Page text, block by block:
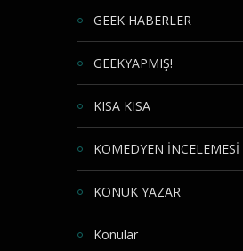
GEEK HABERLER
GEEKYAPMIŞ!
KISA KISA
KOMEDYEN İNCELEMESİ
KONUK YAZAR
Konular